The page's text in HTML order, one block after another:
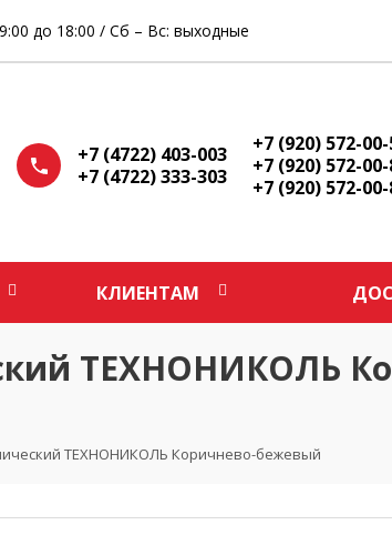
до 18:00 / Сб – Вс: выходные
+7 (4722) 403-003
+7 (4722) 333-303
+7 (920) 572-
+7 (920) 572-
+7 (920) 572-
КЛИЕНТАМ
ТЕХНОНИКОЛЬ
ТЕХНОНИКОЛЬ Коричнево-бежевый